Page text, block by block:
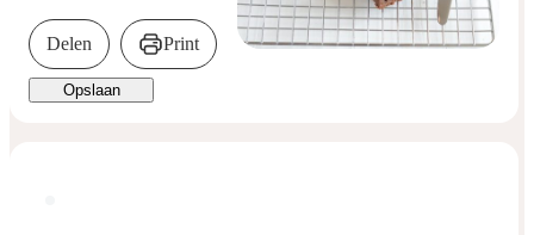
Delen Print
Opslaan